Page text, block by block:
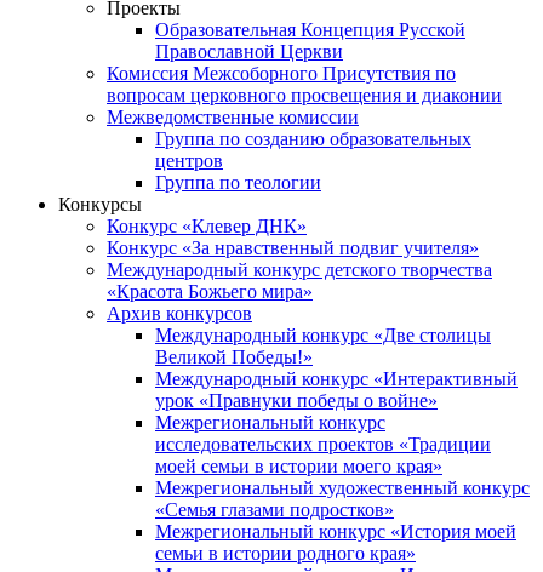
Проекты
Образовательная Концепция Русской
Православной Церкви
Комиссия Межсоборного Присутствия по
вопросам церковного просвещения и диаконии
Межведомственные комиссии
Группа по созданию образовательных
центров
Группа по теологии
Конкурсы
Конкурс «Клевер ДНК»
Конкурс «За нравственный подвиг учителя»
Международный конкурс детского творчества
«Красота Божьего мира»
Архив конкурсов
Международный конкурс «Две столицы
Великой Победы!»
Международный конкурс «Интерактивный
урок «Правнуки победы о войне»
Межрегиональный конкурс
исследовательских проектов «Традиции
моей семьи в истории моего края»
Межрегиональный художественный конкурс
«Семья глазами подростков»
Межрегиональный конкурс «История моей
семьи в истории родного края»